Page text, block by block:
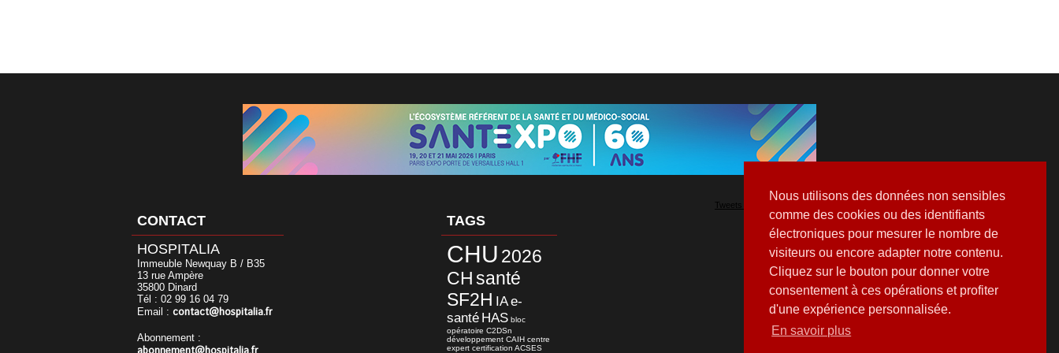
Nous utilisons des données non sensibles
comme des cookies ou des identifiants
électroniques pour mesurer le nombre de
visiteurs ou encore adapter notre contenu.
Cliquez sur le bouton pour donner votre
consentement à ces opérations et profiter
d'une expérience personnalisée.
En savoir plus
CONTACT
HOSPITALIA
Immeuble Newquay B / B35
13 rue Ampère
35800 Dinard
Tél : 02 99 16 04 79
Email : contact@hospitalia.fr
Abonnement :
TAGS
CHU 2026
CHsanté
SF2H IAe-
santé HAS bloc
opératoire C2DSn
développement CAIH centre
expert certification ACSES
Tweets by Hospitalia_Mag